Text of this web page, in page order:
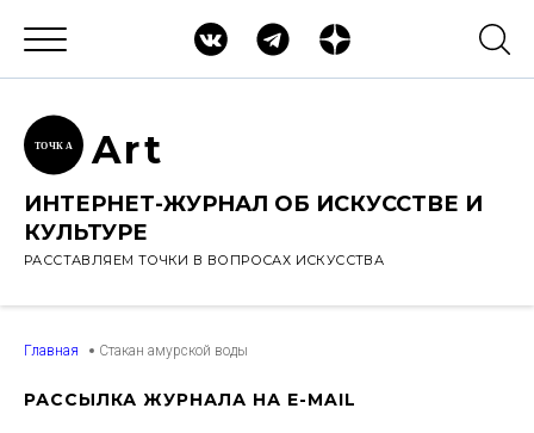
ТОЧК А Art
ИНТЕРНЕТ-ЖУРНАЛ ОБ ИСКУССТВЕ И
КУЛЬТУРЕ
РАССТАВЛЯЕМ ТОЧКИ В ВОПРОСАХ ИСКУССТВА
Главная Стакан амурской воды
РАССЫЛКА ЖУРНАЛА НА E-MAIL